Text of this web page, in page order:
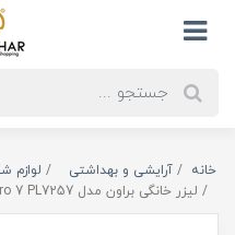
خانه آرایشی و بهداشتی لوازم
لیزر خانگی براون مدل Silk.Expert Pro 7 PL7257